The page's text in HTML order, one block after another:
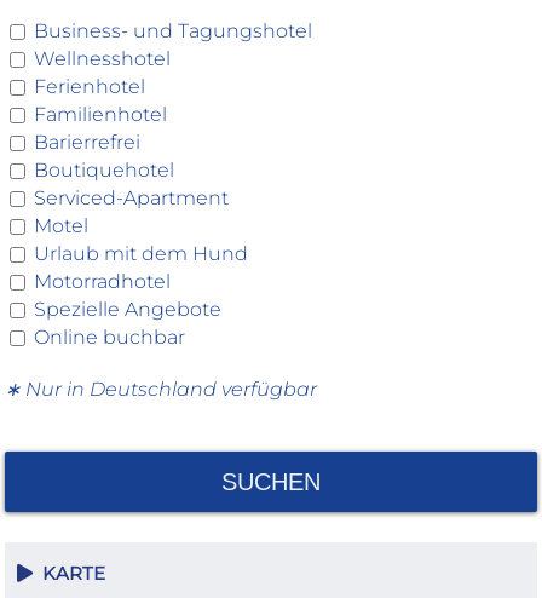
Business- und Tagungshotel
Wellnesshotel
Ferienhotel
Familienhotel
Barierrefrei
Boutiquehotel
Serviced-Apartment
Motel
Urlaub mit dem Hund
Motorradhotel
Spezielle Angebote
Online buchbar
∗ Nur in Deutschland verfügbar
SUCHEN
KARTE